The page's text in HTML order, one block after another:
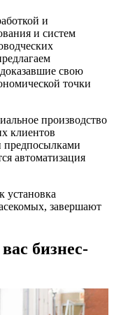
и
и систем
свою
точки
производство
клиентов
автоматизация
установка
завершают
бизнес-